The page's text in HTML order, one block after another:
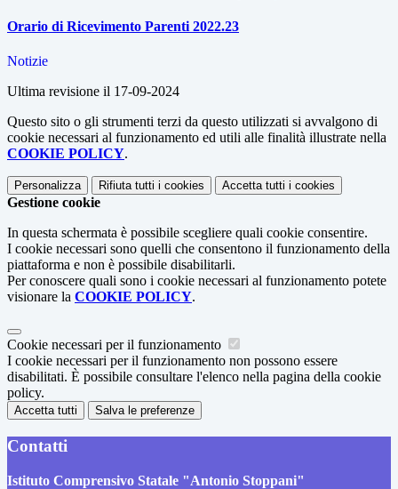
Orario di Ricevimento Parenti 2022.23
Notizie
Ultima revisione il 17-09-2024
Questo sito o gli strumenti terzi da questo utilizzati si avvalgono di
cookie necessari al funzionamento ed utili alle finalità illustrate nella
COOKIE POLICY.
Personalizza Rifiuta tutti i cookies Accetta tutti i cookies
Gestione cookie
In questa schermata è possibile scegliere quali cookie consentire.
I cookie necessari sono quelli che consentono il funzionamento della
piattaforma e non è possibile disabilitarli.
Per conoscere quali sono i cookie necessari al funzionamento potete
visionare la COOKIE POLICY.
Cookie necessari per il funzionamento
I cookie necessari per il funzionamento non possono essere
disabilitati. È possibile consultare l'elenco nella pagina della cookie
policy.
Accetta tutti Salva le preferenze
Contatti
Istituto Comprensivo Statale "Antonio Stoppani"